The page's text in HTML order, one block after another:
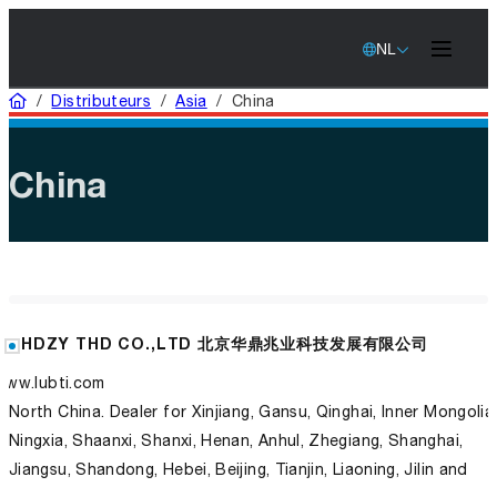
NL
Home
/Distributeurs /Asia / China
China
HDZY THD CO.,LTD 北京华鼎兆业科技发展有限公司
North China. Dealer for Xinjiang, Gansu, Qinghai, Inner Mongolia,
Ningxia, Shaanxi, Shanxi, Henan, Anhul, Zhegiang, Shanghai,
Jiangsu, Shandong, Hebei, Beijing, Tianjin, Liaoning, Jilin and